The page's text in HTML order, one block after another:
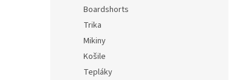
Boardshorts
Trika
Mikiny
Košile
Tepláky